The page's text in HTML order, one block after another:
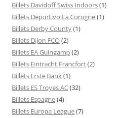
Billets Davidoff Swiss Indoors(1)
Billets Deportivo La Corogne(1)
Billets Derby County(1)
Billets Dijon FCO(2)
Billets EA Guingamp(2)
Billets Eintracht Francfort(2)
Billets Erste Bank(1)
Billets ES Troyes AC(32)
Billets Espagne(4)
Billets Europa League(7)